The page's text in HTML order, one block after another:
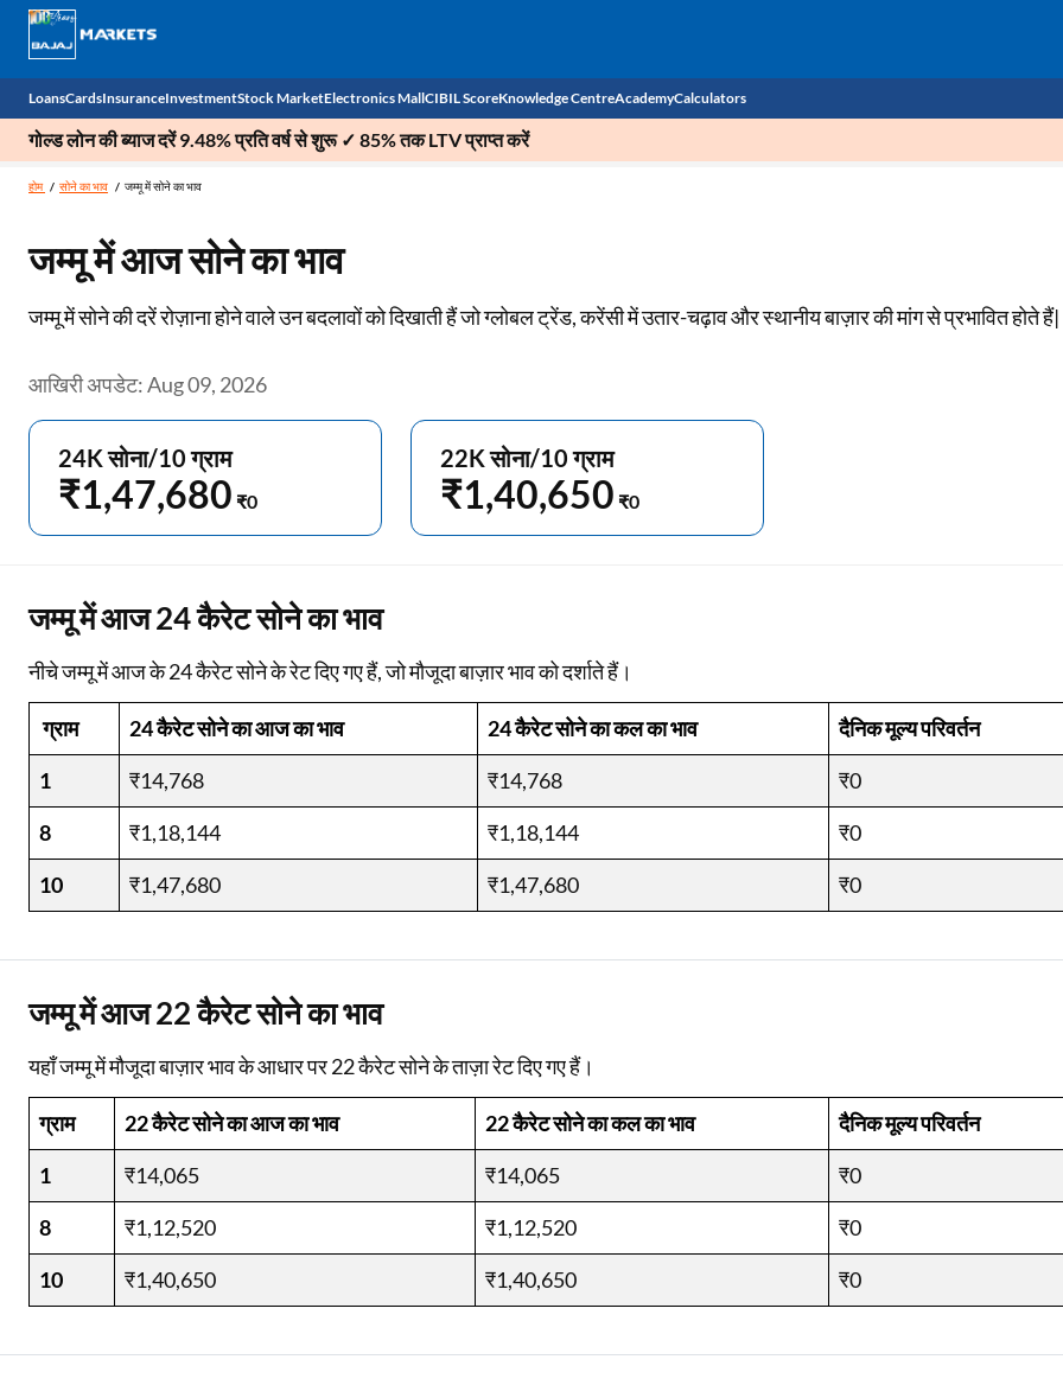
Loans
Business Loan
Home Loan
Home Loan Balance Transfer
Professional Loan
Gold Loan
Used Car Loan
Loan Against Property
ESOP Financing
Loan Against FD
Loan Against Securities
Cards
Credit Card
Forex Card
Outward Remittance
Insurance
Car Insurance
Two Wheeler Insurance
Life Insurance
Investment
Mutual Fund
National Pension Scheme (NPS)
Sovereign Gold Bond (SGB)
Bonds
Stock Market
Stocks
IPO
Stock Brokers
Stock Market News
Electronics Mall
Kitchen Appliances
Air conditioner
Television
CIBIL Score
Check CIBIL Score
Knowledge Centre
Sahamati
AcademyCalculators
Business Loan EMI Calculator
Home Loan Eligibility Calculator
Two-wheeler Loan EMI Calculator
IDV Calculator
Health Insurance Premium Calculator
Car Insurance Premium Calculator
Bike Insurance Premium Calculator
गोल्ड लोन की ब्याज दरें 9.48% प्रति वर्ष से शुरू ✓ 85% तक LTV प्राप्त करें
होम सोने का भाव जम्मू में सोने का भाव
जम्मू में आज सोने का भाव
जम्मू में सोने की दरें रोज़ाना होने वाले उन बदलावों को दिखाती हैं जो ग्लोबल ट्रेंड, करेंसी में उतार-चढ़ाव और स्थानीय बाज़ार की मांग से प्रभावित होते हैं|
आखिरी अपडेट: Aug 09, 2026
24K सोना/10 ग्राम
₹1,47,680 ₹0
22K सोना/10 ग्राम
₹1,40,650 ₹0
जम्मू में आज 24 कैरेट सोने का भाव
नीचे जम्मू में आज के 24 कैरेट सोने के रेट दिए गए हैं, जो मौजूदा बाज़ार भाव को दर्शाते हैं।
ग्राम 24 कैरेट सोने का आज का भाव 24 कैरेट सोने का कल का भाव
दैनिक मूल्य परिवर्तन
1
₹14,768 ₹14,768
₹0
8
₹1,18,144 ₹1,18,144
₹0
10
₹1,47,680 ₹1,47,680 ₹0
जम्मू में आज 22 कैरेट सोने का भाव
यहाँ जम्मू में मौजूदा बाज़ार भाव के आधार पर 22 कैरेट सोने के ताज़ा रेट दिए गए हैं।
ग्राम 22 कैरेट सोने का आज का भाव 22 कैरेट सोने का कल का भाव
दैनिक मूल्य परिवर्तन
1
₹14,065 ₹14,065
₹0
8
₹1,12,520 ₹1,12,520
₹0
10
₹1,40,650 ₹1,40,650 ₹0